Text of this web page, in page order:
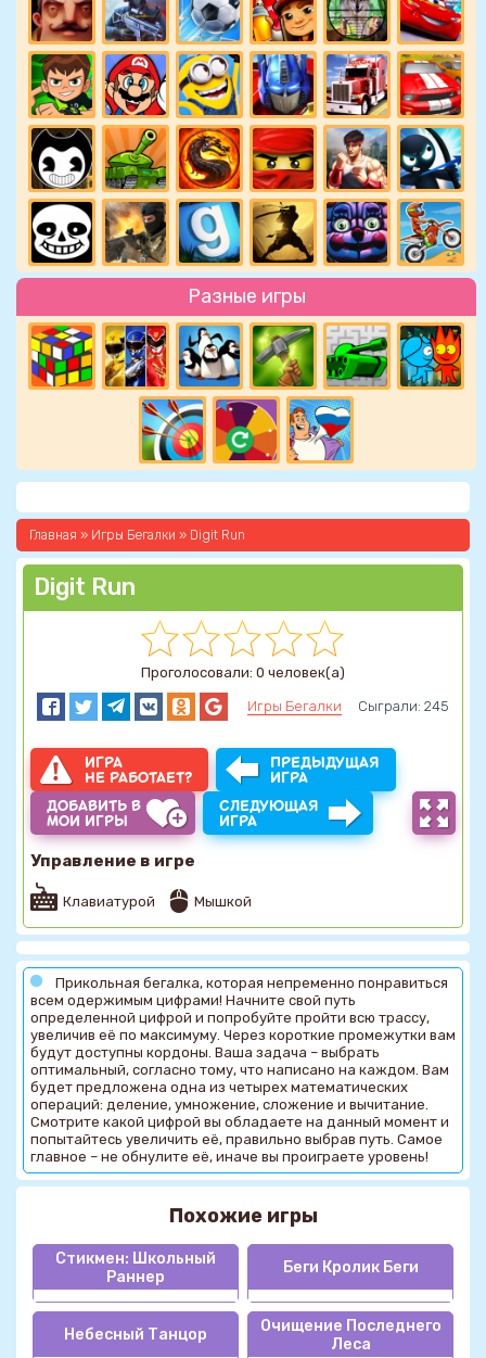
Разные игры
Главная » Игры Бегалки » Digit Run
Digit Run
Проголосовали: 0 человек(а)
Игры Бегалки Сыграли: 245
ИГРА
НЕ РАБОТАЕТ?
ПРЕДЫДУЩАЯ
ИГРА
ДОБАВИТЬ В
МОИ ИГРЫ
СЛЕДУЮЩАЯ
ИГРА
Управление в игре
Клавиатурой Мышкой
Прикольная бегалка, которая непременно понравиться
всем одержимым цифрами! Начните свой путь
определенной цифрой и попробуйте пройти всю трассу,
увеличив её по максимуму. Через короткие промежутки вам
будут доступны кордоны. Ваша задача – выбрать
оптимальный, согласно тому, что написано на каждом. Вам
будет предложена одна из четырех математических
операций: деление, умножение, сложение и вычитание.
Смотрите какой цифрой вы обладаете на данный момент и
попытайтесь увеличить её, правильно выбрав путь. Самое
главное – не обнулите её, иначе вы проиграете уровень!
Похожие игры
Стикмен: Школьный
Раннер
Беги Кролик Беги
Небесный Танцор
Очищение Последнего
Леса